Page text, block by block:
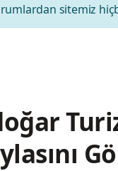
sitemiz